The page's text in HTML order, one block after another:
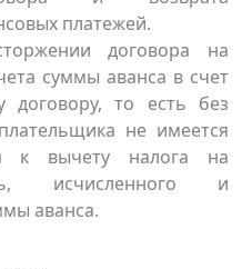
платежей.
договора на
суммы аванса в счет
договору, то есть без
не имеется
к вычету налога на
исчисленного и
аванса.